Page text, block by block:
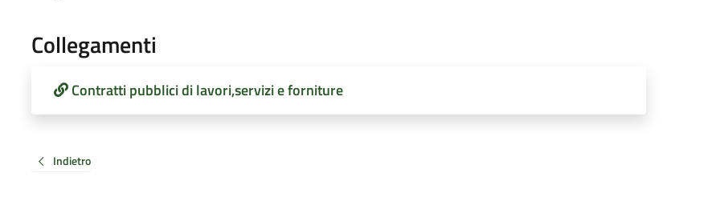
Collegamenti
Contratti pubblici di lavori,servizi e forniture
Indietro